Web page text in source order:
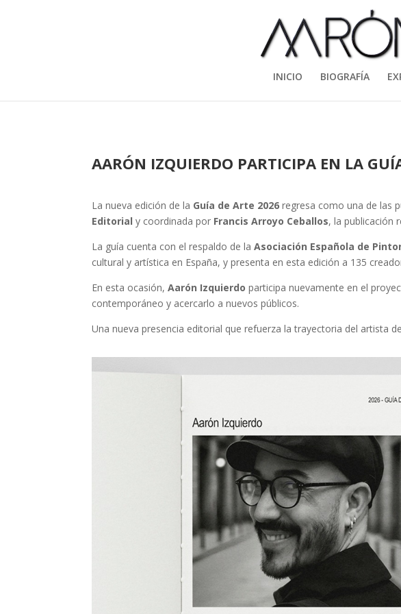
INICIO BIOGRAFÍA
AARÓN IZQUIERDO PARTICIPA EN LA
La nueva edición de la Guía de Arte 2026 regresa como una de las
Editorial y coordinada por Francis Arroyo Ceballos, la publicación
La guía cuenta con el respaldo de laAsociación Española de
cultural y artística en España, y presenta en esta edición a 135
En esta ocasión, Aarón Izquierdo participa nuevamente en el
contemporáneo y acercarlo a nuevos públicos.
Una nueva presencia editorial que refuerza la trayectoria del artista